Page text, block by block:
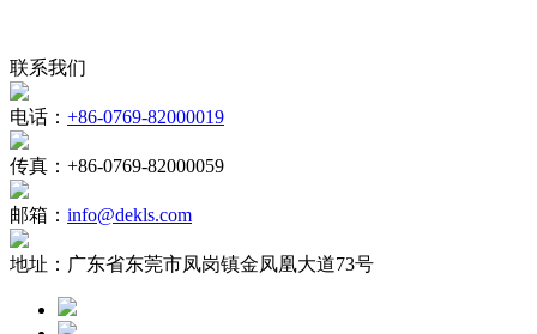
联系我们
电话： +86-0769-82000019
传真： +86-0769-82000059
邮箱： info@dekls.com
地址： 广东省东莞市凤岗镇金凤凰大道73号